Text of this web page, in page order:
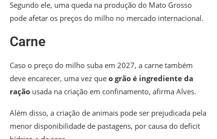
Segundo ele, uma queda na produção do Mato Grosso
pode afetar os preços do milho no mercado internacional.
Carne
Caso o preço do milho suba em 2027, a carne também
deve encarecer, uma vez que o grão é ingrediente da
ração usada na criação em confinamento, afirma Alves.
Além disso, a criação de animais pode ser prejudicada pela
menor disponibilidade de pastagens, por causa do deficit